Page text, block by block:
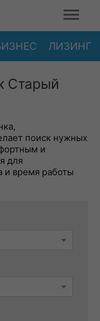
ЛИЗИНГ
Старый
поиск нужных
и
для
и время работы